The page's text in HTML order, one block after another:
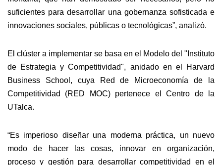
suficientes para desarrollar una gobernanza sofisticada e
innovaciones sociales, públicas o tecnológicas”, analizó.
El clúster a implementar se basa en el Modelo del "Instituto
de Estrategia y Competitividad", anidado en el Harvard
Business School, cuya Red de Microeconomía de la
Competitividad (RED MOC) pertenece el Centro de la
UTalca.
“Es imperioso diseñar una moderna práctica, un nuevo
modo de hacer las cosas, innovar en organización,
proceso y gestión para desarrollar competitividad en el